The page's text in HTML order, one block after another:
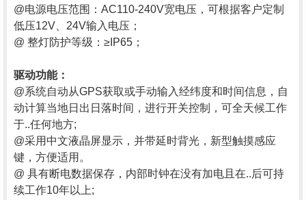
@电源电压范围： AC110-240V宽电压，可根据客户定制
低压12V、24V输入电压；
@ 整灯防护等级：≥IP65；
驱动功能：
@系统自动从GPS获取或手动输入经纬度和时间信息，自
动计算当地日出日落时间，进行开关控制，可全天候工作
于..任何地方;
@采用中文液晶屏显示，并带延时背光，新型触摸感应
键，方便适用。
@ 具有断电数据保存，内部时钟在没有加电且在..后可持
续工作10年以上;